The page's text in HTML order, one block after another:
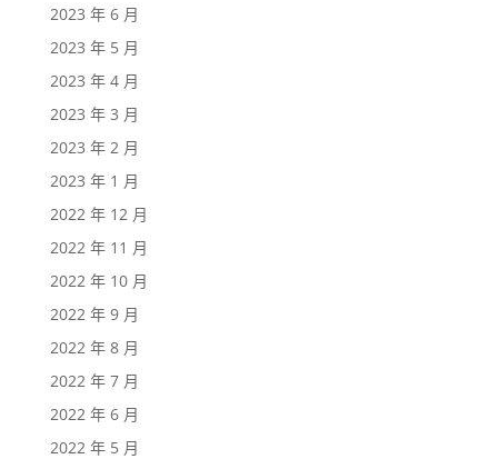
2023 年 6 月
2023 年 5 月
2023 年 4 月
2023 年 3 月
2023 年 2 月
2023 年 1 月
2022 年 12 月
2022 年 11 月
2022 年 10 月
2022 年 9 月
2022 年 8 月
2022 年 7 月
2022 年 6 月
2022 年 5 月